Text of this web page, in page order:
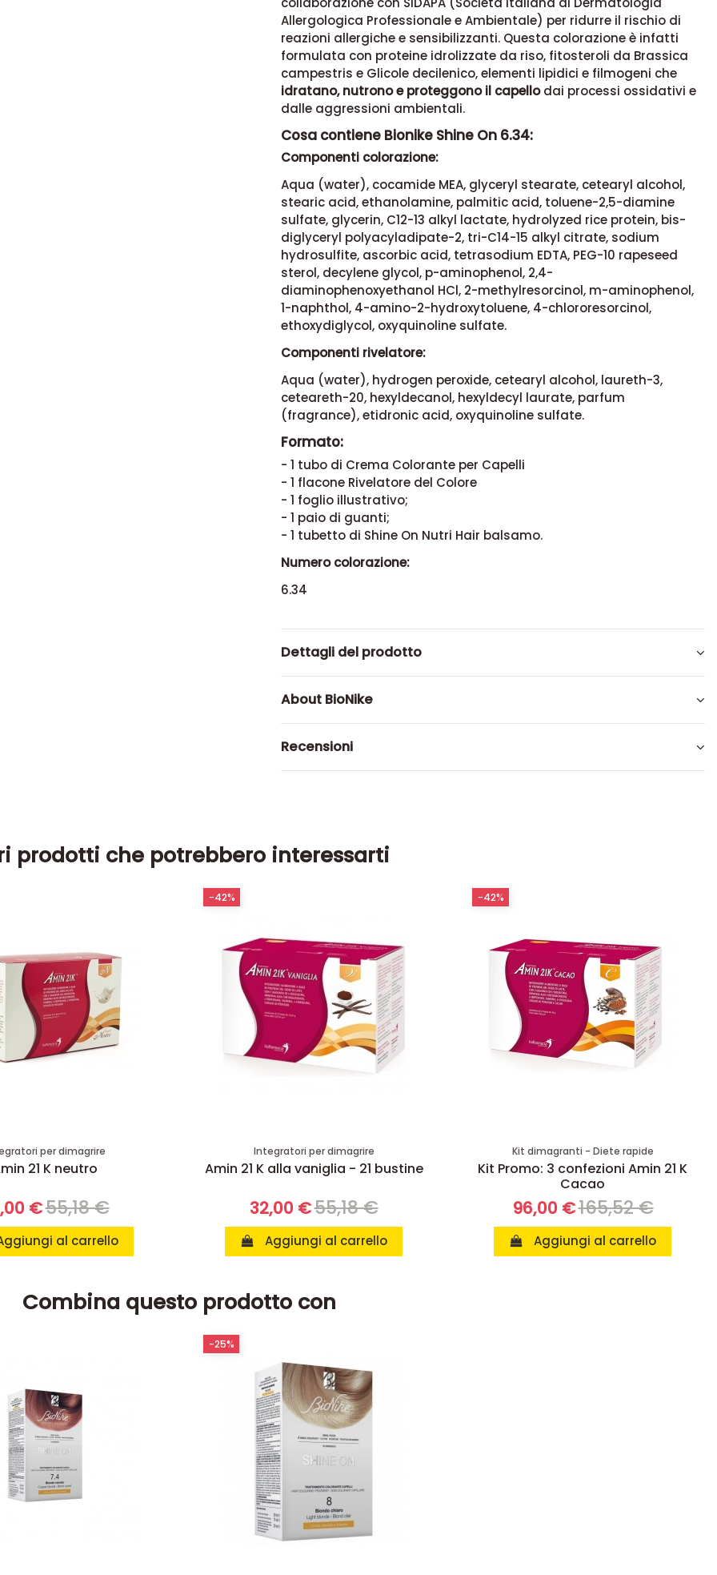
Allergologica Professionale e Ambientale) per ridurre il rischio di
reazioni allergiche e sensibilizzanti. Questa colorazione è infatti
formulata con proteine idrolizzate da riso, fitosteroli da Brassica
campestris e Glicole decilenico, elementi lipidici e filmogeni che
idratano, nutrono e proteggono il capellodai processi ossidativi e
dalle aggressioni ambientali.
Cosa contiene Bionike Shine On 6.34:
Componenti colorazione:
Aqua (water), cocamide MEA, glyceryl stearate, cetearyl alcohol,
stearic acid, ethanolamine, palmitic acid, toluene-2,5-diamine
sulfate, glycerin, C12-13 alkyl lactate, hydrolyzed rice protein, bis-
diglyceryl polyacyladipate-2, tri-C14-15 alkyl citrate, sodium
hydrosulfite, ascorbic acid, tetrasodium EDTA, PEG-10 rapeseed
sterol, decylene glycol, p-aminophenol, 2,4-
diaminophenoxyethanol HCl, 2-methylresorcinol, m-aminophenol,
1-naphthol, 4-amino-2-hydroxytoluene, 4-chlororesorcinol,
ethoxydiglycol, oxyquinoline sulfate.
Componenti rivelatore:
Aqua (water), hydrogen peroxide, cetearyl alcohol, laureth-3,
ceteareth-20, hexyldecanol, hexyldecyl laurate, parfum
(fragrance), etidronic acid, oxyquinoline sulfate.
Formato:
- 1 tubo di Crema Colorante per Capelli
- 1 flacone Rivelatore del Colore
- 1 foglio illustrativo;
- 1 paio di guanti;
- 1 tubetto di Shine On Nutri Hair balsamo.
Numero colorazione:
6.34
Dettagli del prodotto
About BioNike
Recensioni
prodotti che potrebbero interessarti
per dimagrire
21 K neutro
€55,18 €
al carrello
Integratori per dimagrire
Amin 21 K alla vaniglia - 21 bustine
32,00 €55,18 €
Aggiungi al carrello
-42%
Kit dimagranti - Diete rapide
Kit Promo: 3 confezioni Amin 21 K
Cacao
96,00 €165,52 €
Aggiungi al carrello
-42%
Combina questo prodotto con
-25%